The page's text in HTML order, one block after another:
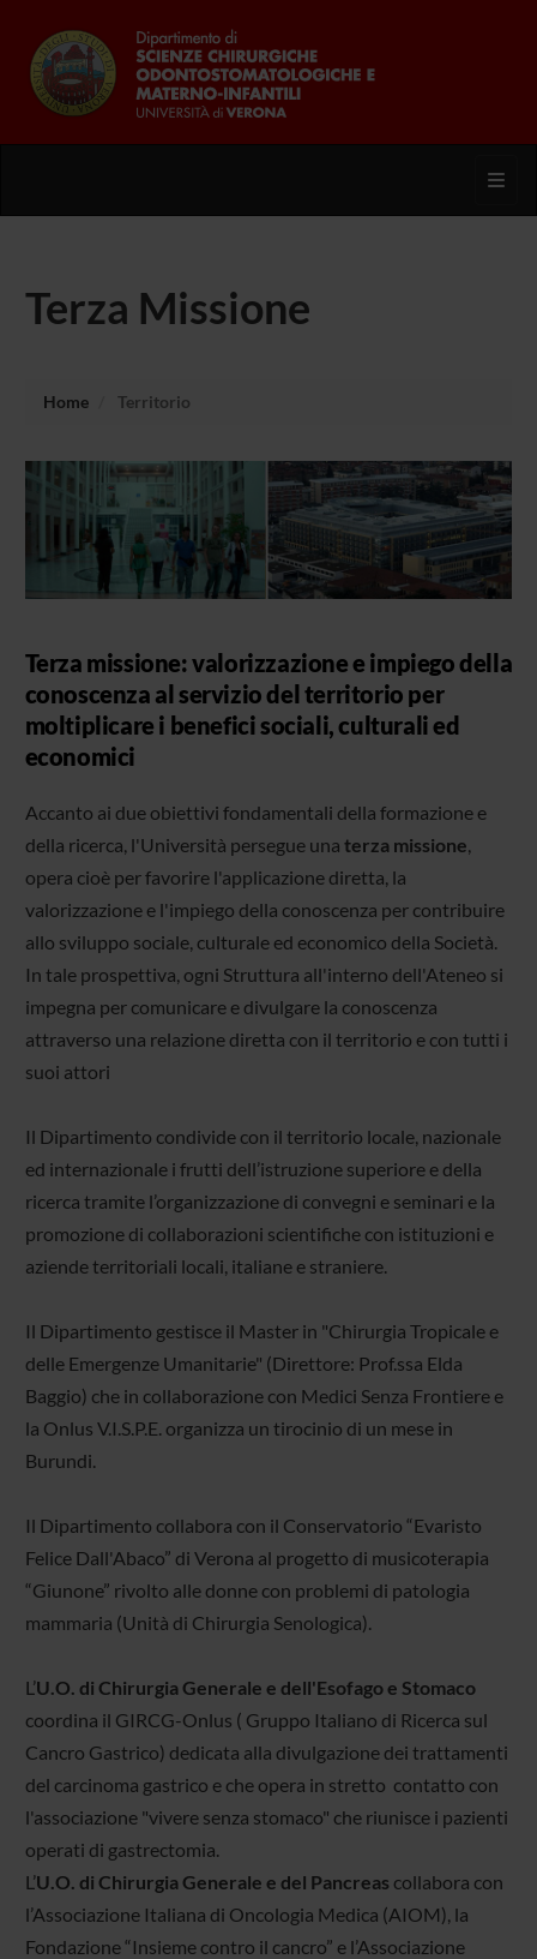
Terza Missione
Home Territorio
Terza missione: valorizzazione e impiego della
conoscenza al servizio del territorio per
moltiplicare i benefici sociali, culturali ed
economici
Accanto ai due obiettivi fondamentali della formazione e
della ricerca, l'Università persegue una terza missione,
opera cioè per favorire l'applicazione diretta, la
valorizzazione e l'impiego della conoscenza per contribuire
allo sviluppo sociale, culturale ed economico della Società.
In tale prospettiva, ogni Struttura all'interno dell'Ateneo si
impegna per comunicare e divulgare la conoscenza
attraverso una relazione diretta con il territorio e con tutti i
suoi attori
Il Dipartimento condivide con il territorio locale, nazionale
ed internazionale i frutti dell’istruzione superiore e della
ricerca tramite l’organizzazione di convegni e seminari e la
promozione di collaborazioni scientifiche con istituzioni e
aziende territoriali locali, italiane e straniere.
Il Dipartimento gestisce il Master in "Chirurgia Tropicale e
delle Emergenze Umanitarie" (Direttore: Prof.ssa Elda
Baggio) che in collaborazione con Medici Senza Frontiere e
la Onlus V.I.S.P.E. organizza un tirocinio di un mese in
Burundi.
Il Dipartimento collabora con il Conservatorio “Evaristo
Felice Dall'Abaco” di Verona al progetto di musicoterapia
“Giunone” rivolto alle donne con problemi di patologia
mammaria (Unità di Chirurgia Senologica).
L’U.O. di Chirurgia Generale e dell'Esofago e Stomaco
coordina il GIRCG-Onlus ( Gruppo Italiano di Ricerca sul
Cancro Gastrico) dedicata alla divulgazione dei trattamenti
del carcinoma gastrico e che opera in stretto contatto con
l'associazione "vivere senza stomaco" che riunisce i pazienti
operati di gastrectomia.
L’U.O. di Chirurgia Generale e del Pancreas collabora con
l’Associazione Italiana di Oncologia Medica (AIOM), la
Fondazione “Insieme contro il cancro” e l’Associazione